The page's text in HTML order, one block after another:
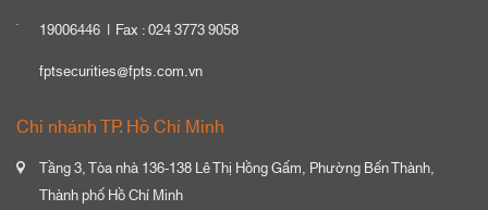
19006446
Fax : 024 3773 9058
fptsecurities@fpts.com.vn
Chi nhánh TP. Hồ Chí Minh
Tầng 3, Tòa nhà 136-138 Lê Thị Hồng Gấm, Phường Bến Thành,
Thành phố Hồ Chí Minh